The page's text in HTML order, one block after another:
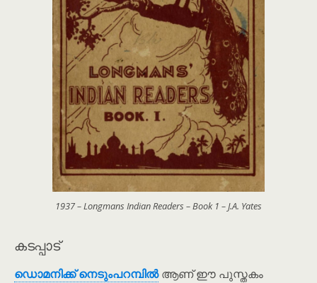
1937 – Longmans Indian Readers – Book 1 – J.A. Yates
കടപ്പാട്
ഡൊമനിക്ക് നെടും‌പറമ്പിൽആണ് ഈ പുസ്തകം